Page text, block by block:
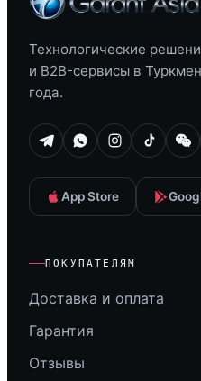
Технологические
и B2B-сервисы в
года.
App Store
ПОКУПАТЕЛЯМ
Доставка и оплата
Гарантия
Отзывы